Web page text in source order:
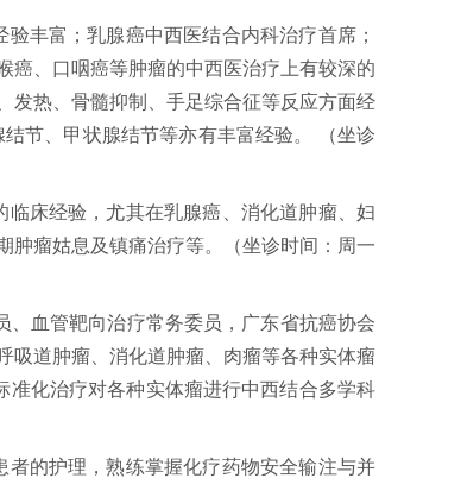
丰富；乳腺癌中西医结合内科治疗首席；
癌、口咽癌等肿瘤的中西医治疗上有较深的
发热、骨髓抑制、手足综合征等反应方面经
节、甲状腺结节等亦有丰富经验。 （坐诊
床经验，尤其在乳腺癌、消化道肿瘤、妇
肿瘤姑息及镇痛治疗等。（坐诊时间：周一
血管靶向治疗常务委员，广东省抗癌协会
吸道肿瘤、消化道肿瘤、肉瘤等各种实体瘤
化治疗对各种实体瘤进行中西结合多学科
的护理，熟练掌握化疗药物安全输注与并